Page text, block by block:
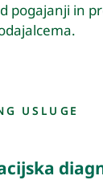
pogajanji in
USLUGE